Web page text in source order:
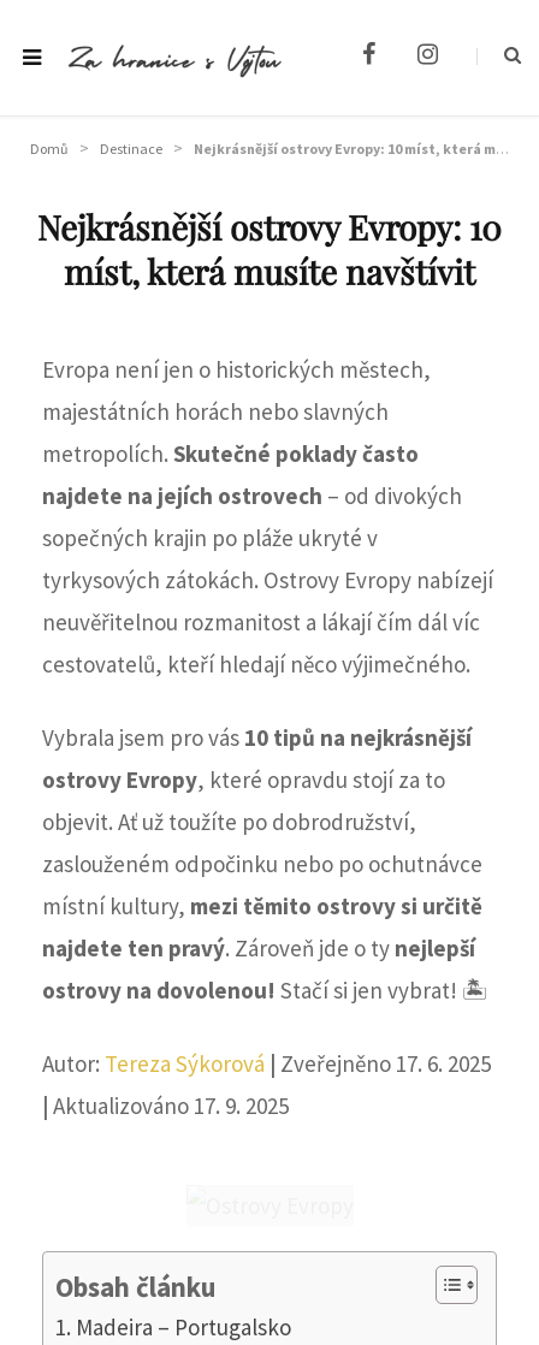
b
k
I
a
a
m
Domů > Destinace > Nejkrásnější ostrovy Evropy: 10 míst, která musíte navštívit
Nejkrásnější ostrovy Evropy: 10
míst, která musíte navštívit
Evropa není jen o historických městech,
majestátních horách nebo slavných
metropolích. Skutečné poklady často
najdete na jejích ostrovech – od divokých
sopečných krajin po pláže ukryté v
tyrkysových zátokách. Ostrovy Evropy nabízejí
neuvěřitelnou rozmanitost a lákají čím dál víc
cestovatelů, kteří hledají něco výjimečného.
Vybrala jsem pro vás 10 tipů na nejkrásnější
ostrovy Evropy, které opravdu stojí za to
objevit. Ať už toužíte po dobrodružství,
zaslouženém odpočinku nebo po ochutnávce
místní kultury, mezi těmito ostrovy si určitě
najdete ten pravý. Zároveň jde o ty nejlepší
ostrovy na dovolenou! Stačí si jen vybrat! 🏝️
Autor: Tereza Sýkorová | Zveřejněno 17. 6. 2025
| Aktualizováno 17. 9. 2025
Obsah článku
Madeira – Portugalsko